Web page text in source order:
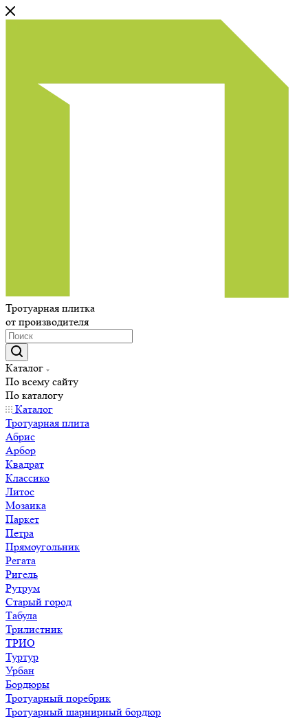
Тротуарная плитка
от производителя
Каталог
По всему сайту
По каталогу
Каталог
Тротуарная плита
Абрис
Арбор
Квадрат
Классико
Литос
Мозаика
Паркет
Петра
Прямоугольник
Регата
Ригель
Рутрум
Старый город
Табула
Трилистник
ТРИО
Туртур
Урбан
Бордюры
Тротуарный поребрик
Тротуарный шарнирный бордюр